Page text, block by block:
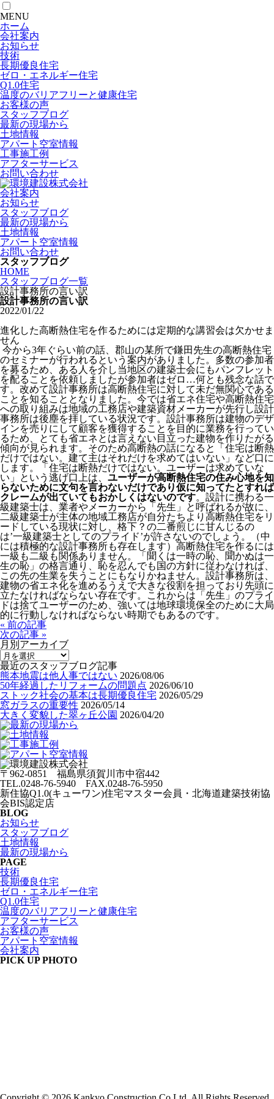
MENU
ホーム
会社案内
お知らせ
技術
長期優良住宅
ゼロ・エネルギー住宅
Q1.0住宅
温度のバリアフリーと健康住宅
お客様の声
スタッフブログ
最新の現場から
土地情報
アパート空室情報
工事施工例
アフターサービス
お問い合わせ
会社案内
お知らせ
スタッフブログ
最新の現場から
土地情報
アパート空室情報
お問い合わせ
スタッフブログ
HOME
スタッフブログ一覧
設計事務所の言い訳
設計事務所の言い訳
2022/01/22
進化した高断熱住宅を作るためには定期的な講習会は欠かせま
せん
今から3年ぐらい前の話、郡山の某所で鎌田先生の高断熱住宅
のセミナーが行われるという案内がありました。多数の参加者
を募るため、ある人を介し当地区の建築士会にもパンフレット
を配ることを依頼しましたが参加者はゼロ…何とも残念な話で
す。改めて設計事務所は高断熱住宅に対して未だ無関心である
ことを知ることとなりました。今では省エネ住宅や高断熱住宅
への取り組みは地域の工務店や建築資材メーカーが先行し設計
事務所は後塵を拝している状況です。設計事務所は建物のデザ
インを売りにして顧客を獲得することを目的に業務を行ってい
るため、とても省エネとは言えない目立った建物を作りたがる
傾向が見られます。そのため高断熱の話になると「住宅は断熱
だけではない。建て主はそれだけを求めてはいない」など口に
します。「住宅は断熱だけではない。ユーザーは求めていな
い」という逃げ口上は、 ユーザーが高断熱住宅の住み心地を知
らないために文句を言わないだけであり仮に知ってたとすれば
クレームが出ていてもおかしくはないのです。設計に携わる一
級建築士は、業者やメーカーから「先生」と呼ばれるが故に、
二級建築士が主体の地域工務店が自分たちより高断熱住宅をリ
ードしている現状に対し、格下？の二番煎じに甘んじるの
は’一級建築士としてのプライド’が許さないのでしょう。（中
には積極的な設計事務所も存在します）高断熱住宅を作るには
一級も二級も関係ありません。「聞くは一時の恥、聞かぬは一
生の恥」の格言通り、恥を忍んでも国の方針に従わなければ、
この先の生業を失うことにもなりかねません。設計事務所は、
建物の省エネ化を進めるうえで大きな役割を担っており先頭に
立たなければならない存在です。これからは「先生」のプライ
ドは捨てユーザーのため、強いては地球環境保全のために大局
的に行動しなければならない時期でもあるのです。
« 前の記事
次の記事 »
月別アーカイブ
最近のスタッフブログ記事
熊本地震は他人事ではない 2026/08/06
50年経過したリフォームの問題点 2026/06/10
ストック社会の基本は長期優良住宅 2026/05/29
窓ガラスの重要性 2026/05/14
大きく変貌した翠ヶ丘公園 2026/04/20
〒962-0851 福島県須賀川市中宿442
TEL.0248-76-5940 FAX.0248-76-5950
新住協Q1.0(キューワン)住宅マスター会員・北海道建築技術協
会BIS認定店
BLOG
お知らせ
スタッフブログ
土地情報
最新の現場から
PAGE
技術
長期優良住宅
ゼロ・エネルギー住宅
Q1.0住宅
温度のバリアフリーと健康住宅
アフターサービス
お客様の声
アパート空室情報
会社案内
PICK UP PHOTO